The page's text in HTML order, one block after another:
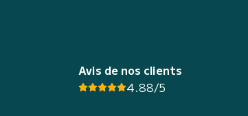
Avis de nos clients
4.88/5